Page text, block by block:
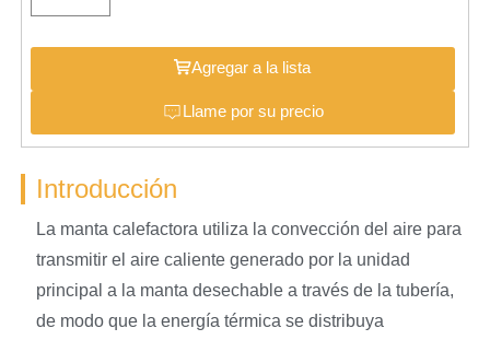
Agregar a la lista
Llame por su precio
Introducción
La manta calefactora utiliza la convección del aire para
transmitir el aire caliente generado por la unidad
principal a la manta desechable a través de la tubería,
de modo que la energía térmica se distribuya